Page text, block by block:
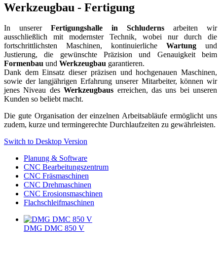
Werkzeugbau - Fertigung
In unserer Fertigungshalle in Schluderns arbeiten wir
ausschließlich mit modernster Technik, wobei nur durch die
fortschrittlichsten Maschinen, kontinuierliche Wartung und
Justierung, die gewünschte Präzision und Genauigkeit beim
Formenbau und Werkzeugbau garantieren.
Dank dem Einsatz dieser präzisen und hochgenauen Maschinen,
sowie der langjährigen Erfahrung unserer Mitarbeiter, können wir
jenes Niveau desWerkzeugbaus erreichen, das uns bei unseren
Kunden so beliebt macht.
Die gute Organisation der einzelnen Arbeitsabläufe ermöglicht uns
zudem, kurze und termingerechte Durchlaufzeiten zu gewährleisten.
Switch to Desktop Version
Planung & Software
CNC Bearbeitungszentrum
CNC Fräsmaschinen
CNC Drehmaschinen
CNC Erosionsmaschinen
Flachschleifmaschinen
DMG DMC 850 V